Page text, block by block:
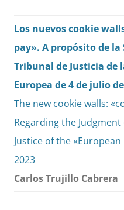
Los nuevos cookie
pay». A propósito de la
Tribunal de Justicia de
Europea de 4 de julio
The new cookie walls:
Regarding the
Justice of the «European
2023
Carlos Trujillo Cabrera